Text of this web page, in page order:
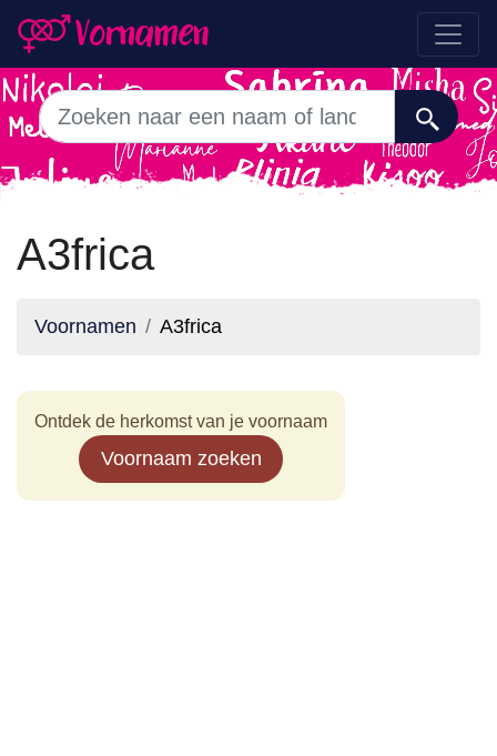
A3frica
Voornamen A3frica
Ontdek de herkomst van je voornaam
Voornaam zoeken